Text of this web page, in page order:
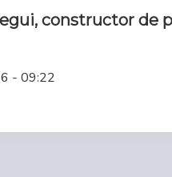
constructor de
- 09:22